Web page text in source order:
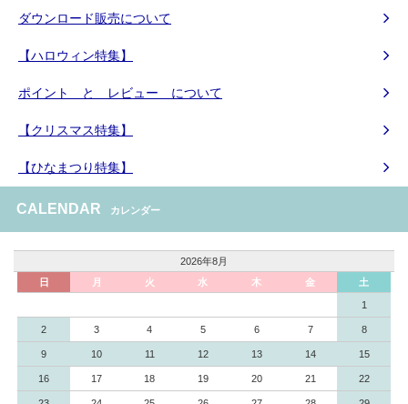
ダウンロード販売について
【ハロウィン特集】
ポイント と レビュー について
【クリスマス特集】
【ひなまつり特集】
CALENDAR カレンダー
2026年8月
日
月 火 水 木 金 土
1
2 3 4 5 6 7 8
9 10 11 12 13 14 15
16 17 18 19 20 21 22